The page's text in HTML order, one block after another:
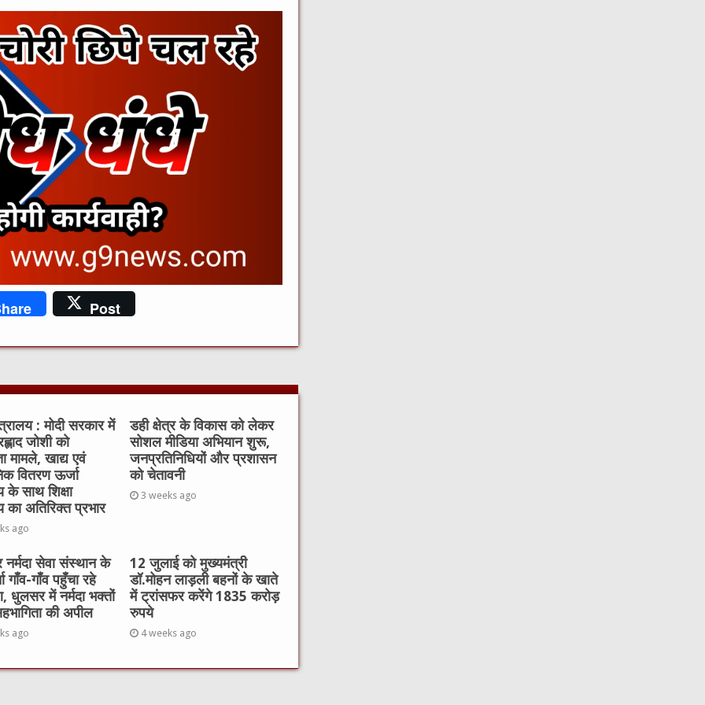
Post
: मोदी सरकार में
जोशी को
मामले, खाद्य एवं
वितरण ऊर्जा
के साथ शिक्षा
का अतिरिक्त प्रभार
ago
डही क्षेत्र के विकास को लेकर
सोशल मीडिया अभियान शुरू,
जनप्रतिनिधियों और प्रशासन
को चेतावनी
3 weeks ago
नर्मदा सेवा संस्थान के
गाँव-गाँव पहुँचा रहे
धुलसर में नर्मदा भक्तों
की अपील
ago
12 जुलाई को मुख्यमंत्री
डॉ.मोहन लाड़ली बहनों के खाते
में ट्रांसफर करेंगे 1835 करोड़
रुपये
4 weeks ago